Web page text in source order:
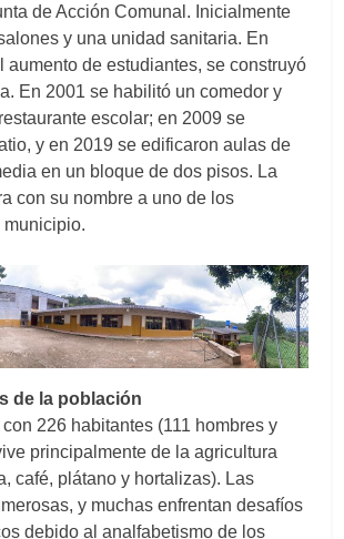
de Acción Comunal. Inicialmente
y una unidad sanitaria. En
aumento de estudiantes, se construyó
En 2001 se habilitó un comedor y
escolar; en 2009 se
y en 2019 se edificaron aulas de
en un bloque de dos pisos. La
con su nombre a uno de los
de la población
226 habitantes (111 hombres y
principalmente de la agricultura
café, plátano y hortalizas). Las
y muchas enfrentan desafíos
debido al analfabetismo de los